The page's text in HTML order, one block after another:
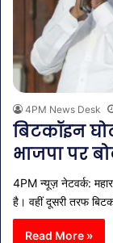
4PM News Desk
बिटकॉइन
भाजपा पर
4PM न्यूज़ नेटवर्क:
है। वहीं दूसरी तरफ
Read More »